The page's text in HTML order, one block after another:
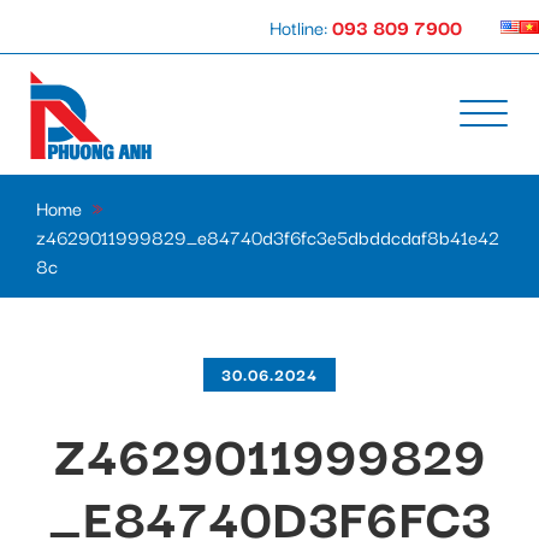
Hotline:093 809 7900
Home »
z4629011999829_e84740d3f6fc3e5dbddcdaf8b41e42
8c
30.06.2024
Z4629011999829
_E84740D3F6FC3